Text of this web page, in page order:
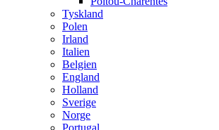
Tyskland
Polen
Irland
Italien
Belgien
England
Holland
Sverige
Norge
Portugal